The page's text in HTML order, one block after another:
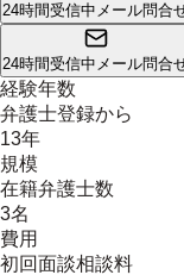
24時間受信中 メール問合
24時間受信中 メール問合
経験年数
弁護士登録から
13年
規模
在籍弁護士数
3名
費用
初回面談相談料